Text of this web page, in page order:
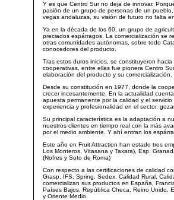
Y es que Centro Sur no deja de innovar.
pasión de un grupo de personas de un
vegas andaluzas, su visión de futuro no falta
Ya en la década de los 60, un grupo de
preciados espárragos. La comercialización se
otras comunidades autónomas, sobre todo
conocedores del producto.
Tras estos duros inicios, se constituyeron
cooperativas, entre ellas fue pionera Centro
elaboración del producto y su comercialización.
Desde su constitución en 1977, donde la
crecer incesantemente. En la actualidad
apuesta permanente por la calidad y el
experiencia y profesionalidad en el sector,
Su principal característica es la adaptación a
nuestros clientes en tiempo real con la más
por el medio ambiente. Y ahí entran los
Este año en Fruit Attraction han estado tres
Los Monteros, Vitasana y Taxara), Esp.
(Nofres y Soto de Roma)
Con respecto a las certificaciones de calidad
Grasp, IFS, Spring, Sedex, Calidad Rural,
comercializan sus productos en España,
Países Bajos, República Checa, Reino Unido,
y Oriente Medio.